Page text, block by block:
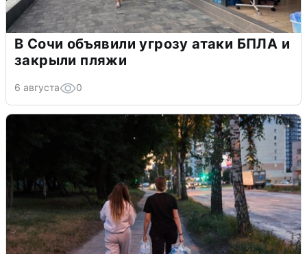
В Сочи объявили угрозу атаки БПЛА и
закрыли пляжи
6 августа 0